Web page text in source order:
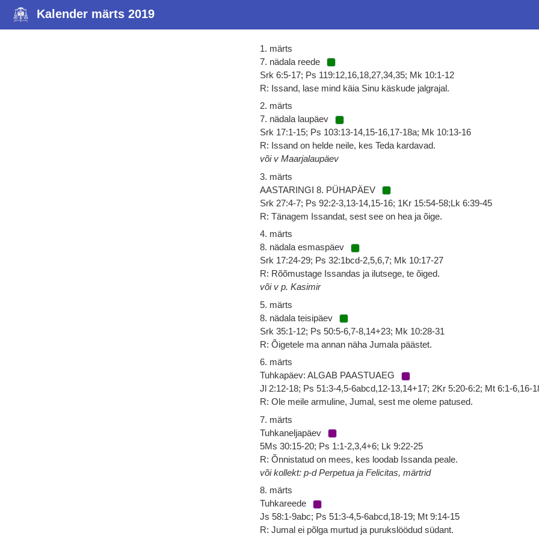
Kalender märts 2019
1. märts
7. nädala reede
Srk 6:5-17; Ps 119:12,16,18,27,34,35; Mk 10:1-12
R: Issand, lase mind käia Sinu käskude jalgrajal.
2. märts
7. nädala laupäev
Srk 17:1-15; Ps 103:13-14,15-16,17-18a; Mk 10:13-16
R: Issand on helde neile, kes Teda kardavad.
või v Maarjalaupäev
3. märts
AASTARINGI 8. PÜHAPÄEV
Srk 27:4-7; Ps 92:2-3,13-14,15-16; 1Kr 15:54-58;Lk 6:39-45
R: Tänagem Issandat, sest see on hea ja õige.
4. märts
8. nädala esmaspäev
Srk 17:24-29; Ps 32:1bcd-2,5,6,7; Mk 10:17-27
R: Rõõmustage Issandas ja ilutsege, te õiged.
või v p. Kasimir
5. märts
8. nädala teisipäev
Srk 35:1-12; Ps 50:5-6,7-8,14+23; Mk 10:28-31
R: Õigetele ma annan näha Jumala päästet.
6. märts
Tuhkapäev: ALGAB PAASTUAEG
Jl 2:12-18; Ps 51:3-4,5-6abcd,12-13,14+17; 2Kr 5:20-6:2; Mt 6:1-6,16-
R: Ole meile armuline, Jumal, sest me oleme patused.
7. märts
Tuhkaneljapäev
5Ms 30:15-20; Ps 1:1-2,3,4+6; Lk 9:22-25
R: Õnnistatud on mees, kes loodab Issanda peale.
või kollekt: p-d Perpetua ja Felicitas, märtrid
8. märts
Tuhkareede
Js 58:1-9abc; Ps 51:3-4,5-6abcd,18-19; Mt 9:14-15
R: Jumal ei põlga murtud ja purukslöödud südant.